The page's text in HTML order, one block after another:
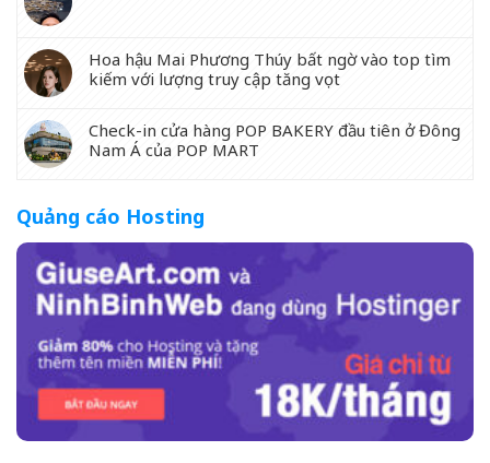
Hoa hậu Mai Phương Thúy bất ngờ vào top tìm
kiếm với lượng truy cập tăng vọt
Check-in cửa hàng POP BAKERY đầu tiên ở Đông
Nam Á của POP MART
Quảng cáo Hosting